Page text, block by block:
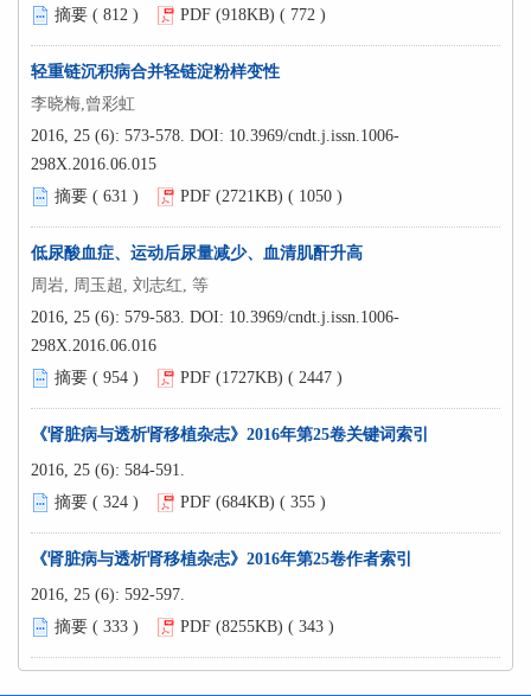
摘要 ( 812 ) PDF (918KB) ( 772 )
轻重链沉积病合并轻链淀粉样变性
李晓梅,曾彩虹
2016, 25 (6): 573-578. DOI: 10.3969/cndt.j.issn.1006-
298X.2016.06.015
摘要 ( 631 ) PDF (2721KB) ( 1050 )
低尿酸血症、运动后尿量减少、血清肌酐升高
周岩, 周玉超, 刘志红, 等
2016, 25 (6): 579-583. DOI: 10.3969/cndt.j.issn.1006-
298X.2016.06.016
摘要 ( 954 ) PDF (1727KB) ( 2447 )
《肾脏病与透析肾移植杂志》2016年第25卷关键词索引
2016, 25 (6): 584-591.
摘要 ( 324 ) PDF (684KB) ( 355 )
《肾脏病与透析肾移植杂志》2016年第25卷作者索引
2016, 25 (6): 592-597.
摘要 ( 333 ) PDF (8255KB) ( 343 )